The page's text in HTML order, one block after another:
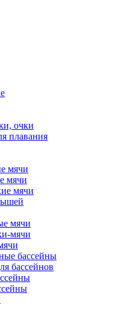
очки
плавания
мячи
мячи
мячи
мячи
мячи
бассейны
бассейнов